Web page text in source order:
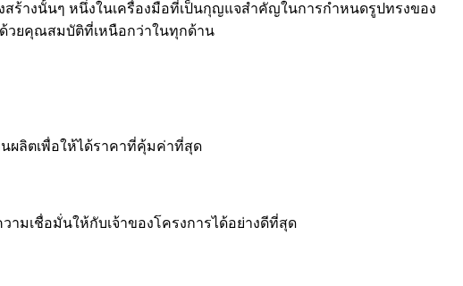
างนั้นๆ หนึ่งในเครื่องมือที่เป็นกุญแจสำคัญในการกำหนดรูปทรงของ
ด้วยคุณสมบัติที่เหนือกว่าในทุกด้าน
นผลิตเพื่อให้ได้ราคาที่คุ้มค่าที่สุด
ามเชื่อมั่นให้กับเจ้าของโครงการได้อย่างดีที่สุด